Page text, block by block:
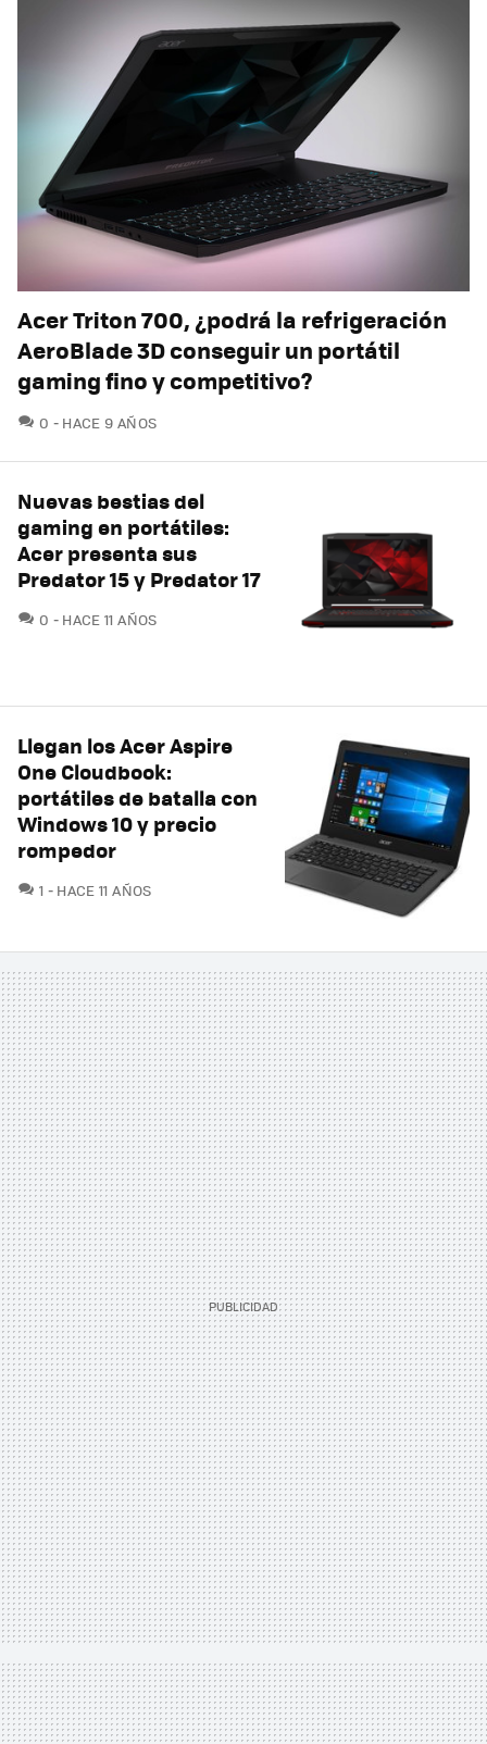
Acer Triton 700, ¿podrá la refrigeración
AeroBlade 3D conseguir un portátil
gaming fino y competitivo?
0 COMENTARIOS
HACE 9 AÑOS
Nuevas bestias del
gaming en portátiles:
Acer presenta sus
Predator 15 y Predator 17
0 COMENTARIOS
HACE 11 AÑOS
Llegan los Acer Aspire
One Cloudbook:
portátiles de batalla con
Windows 10 y precio
rompedor
1 COMENTARIOS
HACE 11 AÑOS